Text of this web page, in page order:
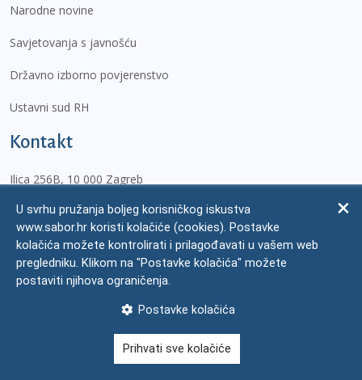
Narodne novine
Savjetovanja s javnošću
Državno izborno povjerenstvo
Ustavni sud RH
Kontakt
Ilica 256B, 10 000 Zagreb
Tel.:01/45 69 222
mediji@sabor.hr
gradjani@sabor.hr
pisarnica@sabor.hr
2026
U svrhu pružanja boljeg korisničkog iskustva
www.sabor.hr koristi kolačiće (cookies). Postavke
kolačića možete kontrolirati i prilagođavati u vašem web
pregledniku. Klikom na "Postavke kolačića" možete
postaviti njihova ograničenja.
Postavke kolačića
Prihvati sve kolačiće